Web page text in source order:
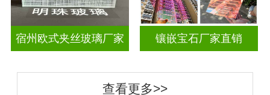
宿州欧式夹丝玻璃厂家 镶嵌宝石厂家直销
查看更多>>